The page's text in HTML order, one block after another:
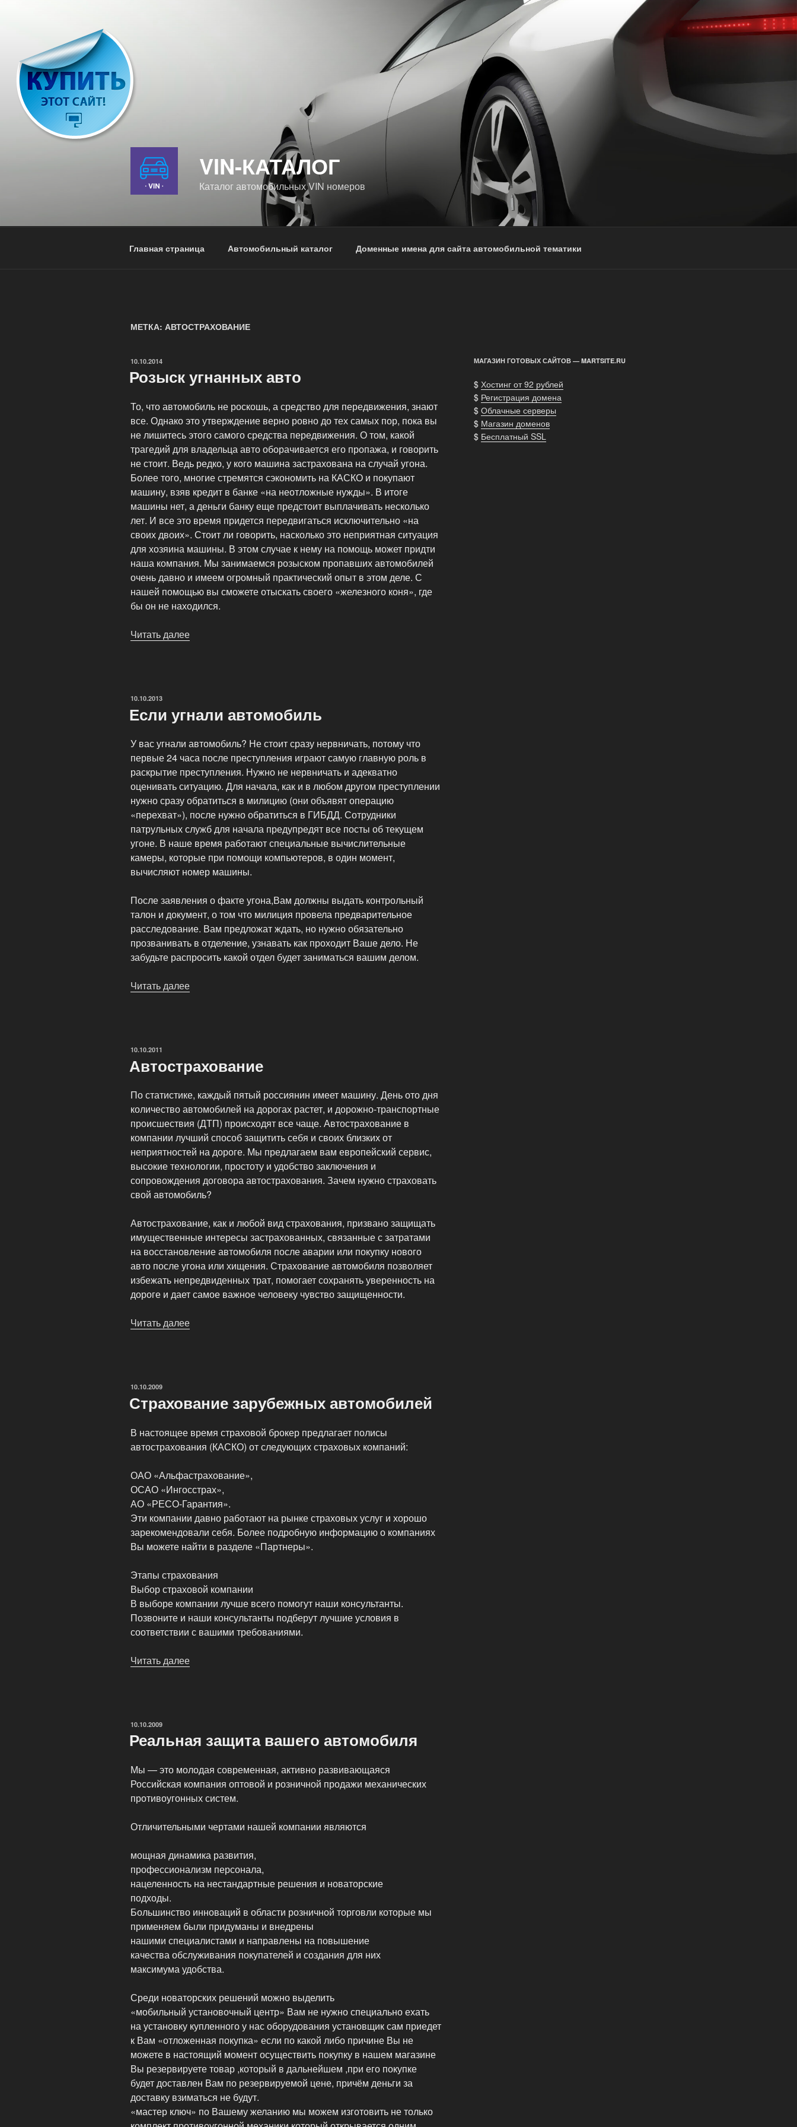
VIN-КАТАЛОГ
Каталог автомобильных VIN номеров
Главная страница Автомобильный каталог Доменные имена для сайта автомобильной тематики
МЕТКА: АВТОСТРАХОВАНИЕ
ОПУБЛИКОВАНО
10.10.2014
Розыск угнанных авто
То, что автомобиль не роскошь, а средство для передвижения, знают
все. Однако это утверждение верно ровно до тех самых пор, пока вы
не лишитесь этого самого средства передвижения. О том, какой
трагедий для владельца авто оборачивается его пропажа, и говорить
не стоит. Ведь редко, у кого машина застрахована на случай угона.
Более того, многие стремятся сэкономить на КАСКО и покупают
машину, взяв кредит в банке «на неотложные нужды». В итоге
машины нет, а деньги банку еще предстоит выплачивать несколько
лет. И все это время придется передвигаться исключительно «на
своих двоих». Стоит ли говорить, насколько это неприятная ситуация
для хозяина машины. В этом случае к нему на помощь может придти
наша компания. Мы занимаемся розыском пропавших автомобилей
очень давно и имеем огромный практический опыт в этом деле. С
нашей помощью вы сможете отыскать своего «железного коня», где
бы он не находился.
Читать далее
ОПУБЛИКОВАНО
10.10.2013
Если угнали автомобиль
У вас угнали автомобиль? Не стоит сразу нервничать, потому что
первые 24 часа после преступления играют самую главную роль в
раскрытие преступления. Нужно не нервничать и адекватно
оценивать ситуацию. Для начала, как и в любом другом преступлении
нужно сразу обратиться в милицию (они объявят операцию
«перехват»), после нужно обратиться в ГИБДД. Сотрудники
патрульных служб для начала предупредят все посты об текущем
угоне. В наше время работают специальные вычислительные
камеры, которые при помощи компьютеров, в один момент,
вычисляют номер машины.
После заявления о факте угона,Вам должны выдать контрольный
талон и документ, о том что милиция провела предварительное
расследование. Вам предложат ждать, но нужно обязательно
прозванивать в отделение, узнавать как проходит Ваше дело. Не
забудьте распросить какой отдел будет заниматься вашим делом.
Читать далее
ОПУБЛИКОВАНО
10.10.2011
Автострахование
По статистике, каждый пятый россиянин имеет машину. День ото дня
количество автомобилей на дорогах растет, и дорожно-транспортные
происшествия (ДТП) происходят все чаще. Автострахование в
компании лучший способ защитить себя и своих близких от
неприятностей на дороге. Мы предлагаем вам европейский сервис,
высокие технологии, простоту и удобство заключения и
сопровождения договора автострахования. Зачем нужно страховать
свой автомобиль?
Автострахование, как и любой вид страхования, призвано защищать
имущественные интересы застрахованных, связанные с затратами
на восстановление автомобиля после аварии или покупку нового
авто после угона или хищения. Страхование автомобиля позволяет
избежать непредвиденных трат, помогает сохранять уверенность на
дороге и дает самое важное человеку чувство защищенности.
Читать далее
ОПУБЛИКОВАНО
10.10.2009
Страхование зарубежных автомобилей
В настоящее время страховой брокер предлагает полисы
автострахования (КАСКО) от следующих страховых компаний:
ОАО «Альфастрахование»,
ОСАО «Ингосстрах»,
АО «РЕСО-Гарантия».
Эти компании давно работают на рынке страховых услуг и хорошо
зарекомендовали себя. Более подробную информацию о компаниях
Вы можете найти в разделе «Партнеры».
Этапы страхования
Выбор страховой компании
В выборе компании лучше всего помогут наши консультанты.
Позвоните и наши консультанты подберут лучшие условия в
соответствии с вашими требованиями.
Читать далее
ОПУБЛИКОВАНО
10.10.2009
Реальная защита вашего автомобиля
Мы — это молодая современная, активно развивающаяся
Российская компания оптовой и розничной продажи механических
противоугонных систем.
Отличительными чертами нашей компании являются
мощная динамика развития,
профессионализм персонала,
нацеленность на нестандартные решения и новаторские
подходы.
Большинство инноваций в области розничной торговли которые мы
применяем были придуманы и внедрены
нашими специалистами и направлены на повышение
качества обслуживания покупателей и создания для них
максимума удобства.
Среди новаторских решений можно выделить
«мобильный установочный центр» Вам не нужно специально ехать
на установку купленного у нас оборудования установщик сам приедет
к Вам «отложенная покупка» если по какой либо причине Вы не
можете в настоящий момент осуществить покупку в нашем магазине
Вы резервируете товар ,который в дальнейшем ,при его покупке
будет доставлен Вам по резервируемой цене, причём деньги за
доставку взиматься не будут.
«мастер ключ» по Вашему желанию мы можем изготовить не только
МАГАЗИН ГОТОВЫХ САЙТОВ — MARTSITE.RU
$ Хостинг от 92 рублей
$ Регистрация домена
$ Облачные серверы
$ Магазин доменов
$ Бесплатный SSL